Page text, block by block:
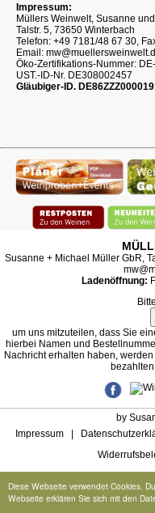
Diese Webseite verwendet Cookies.
Webseite erklären Sie sich mit den
Impressum:
Müllers Weinwelt, Susanne
Talstr. 5, 73650 Winterbach
Telefon: +49 7181/48 67 30,
Email:
Öko-Zertifikations-Nummer:
UST.-ID-Nr. DE308002457
Gläubiger-ID.
Susanne + Michael Müller GbR,
Ladenöffnung:
um uns mitzuteilen, dass Sie
hierbei Namen und
Nachricht erhalten haben,
by
Impressum